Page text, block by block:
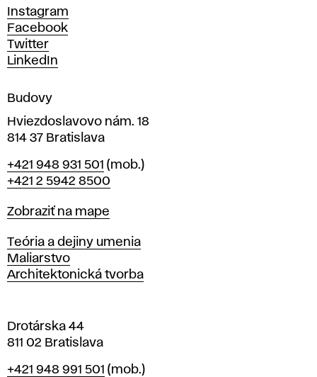
c
h
u
m
e
í
v
r
a
i
s
l
a
v
Instagram
Facebook
Twitter
LinkedIn
Budovy
Hviezdoslavovo nám. 18
814 37 Bratislava
Telefón
+421 948 931 501 (mob.)
+421 2 5942 8500
Mapa
Zobraziť na mape
Katedry
Teória a dejiny umenia
Maliarstvo
Architektonická tvorba
Drotárska 44
811 02 Bratislava
Telefón
+421 948 991 501 (mob.)